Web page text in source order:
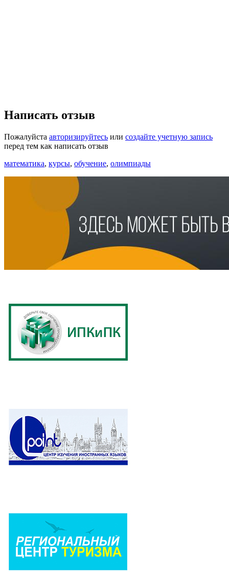
Написать отзыв
Пожалуйста авторизируйтесь или создайте учетную запись
перед тем как написать отзыв
математика, курсы, обучение, олимпиады